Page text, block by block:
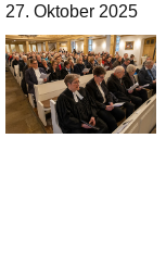
27. Oktober 2025